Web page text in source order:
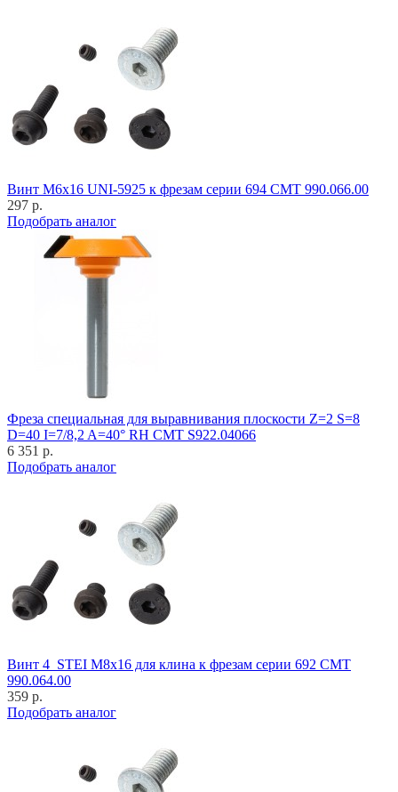
Винт M6x16 UNI-5925 к фрезам серии 694 CMT 990.066.00
297 р.
Подобрать аналог
Фреза специальная для выравнивания плоскости Z=2 S=8
D=40 I=7/8,2 A=40° RH CMT S922.04066
6 351 р.
Подобрать аналог
Винт 4_STEI M8x16 для клина к фрезам серии 692 CMT
990.064.00
359 р.
Подобрать аналог